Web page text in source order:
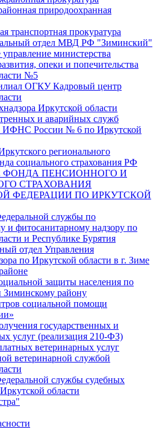
природоохранная
транспортная прокуратура
отдел МВД РФ "Зиминский"
министерства
опеки и попечительства
№5
ОГКУ Кадровый центр
Иркутской области
и аварийных служб
ИФНС России № 6 по Иркутской
регионального
социального страхования РФ
ФОНДА ПЕНСИОННОГО И
СТРАХОВАНИЯ
ФЕДЕРАЦИИ ПО ИРКУТСКОЙ
службы по
и фитосанитарному надзору по
и Республике Бурятия
отдел Управления
по Иркутской области в г. Зиме
защиты населения по
Зиминскому району
социальной помощи
государственных и
услуг (реализация 210-ФЗ)
ветеринарных услуг
ветеринарной службой
службы судебных
области